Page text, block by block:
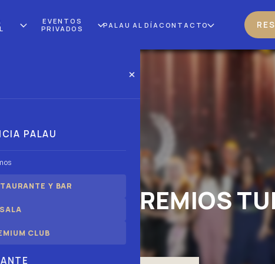
EVENTOS
PRIVADOS
PALAU AL DÍA CONTACTO
×
PALAU
Y BAR
CLUB
LA GALA PREMIOS